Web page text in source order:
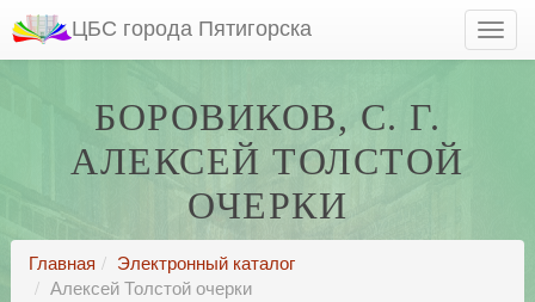
ЦБС города Пятигорска
БОРОВИКОВ, С. Г.
АЛЕКСЕЙ ТОЛСТОЙ
ОЧЕРКИ
Главная
Электронный каталог
Алексей Толстой очерки